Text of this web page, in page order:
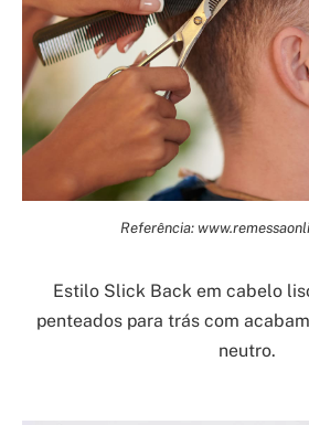
Referência:
Estilo Slick Back em cabelo
penteados para trás com
neutro.